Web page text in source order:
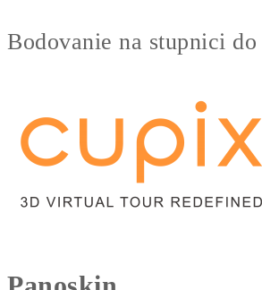
Bodovanie na stupnici do